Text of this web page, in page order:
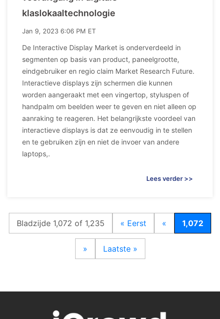
klaslokaaltechnologie
Jan 9, 2023 6:06 PM ET
De Interactive Display Market is onderverdeeld in
segmenten op basis van product, paneelgrootte,
eindgebruiker en regio claim Market Research Future.
Interactieve displays zijn schermen die kunnen
worden aangeraakt met een vingertop, styluspen of
handpalm om beelden weer te geven en niet alleen op
aanraking te reageren. Het belangrijkste voordeel van
interactieve displays is dat ze eenvoudig in te stellen
en te gebruiken zijn en niet de invoer van andere
laptops,.
Lees verder >>
Bladzijde 1,072 of 1,235 « Eerst « 1,072
» Laatste »